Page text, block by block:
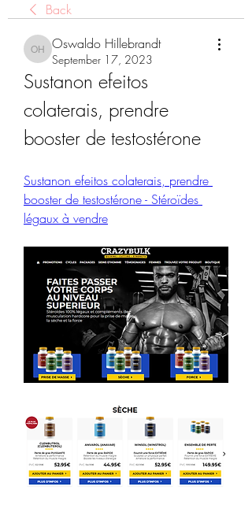
Back
Oswaldo Hillebrandt
Oswaldo Hillebrandt
September 17, 2023
Sustanon efeitos
colaterais, prendre
booster de testostérone
Sustanon efeitos colaterais, prendre
booster de testostérone - Stéroïdes
légaux à vendre